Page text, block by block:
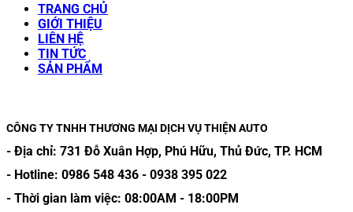
TRANG CHỦ
GIỚI THIỆU
LIÊN HỆ
TIN TỨC
SẢN PHẨM
CÔNG TY TNHH THƯƠNG MẠI DỊCH VỤ THIỆN AUTO
- Địa chỉ: 731 Đỗ Xuân Hợp, Phú Hữu, Thủ Đức, TP. HCM
- Hotline: 0986 548 436 - 0938 395 022
- Thời gian làm việc: 08:00AM - 18:00PM